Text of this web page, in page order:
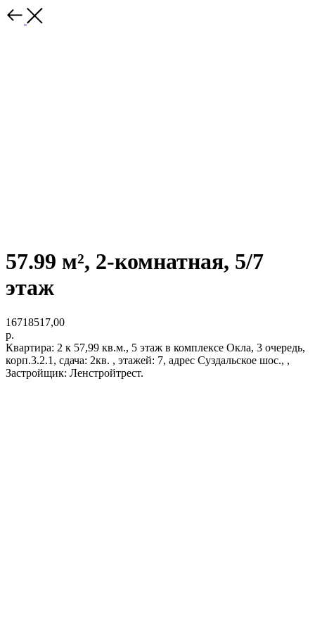
57.99 м², 2-комнатная, 5/7
этаж
16718517,00
р.
Квартира: 2 к 57,99 кв.м., 5 этаж в комплексе Окла, 3 очередь,
корп.3.2.1, сдача: 2кв. , этажей: 7, адрес Суздальское шос., ,
Застройщик: Ленстройтрест.